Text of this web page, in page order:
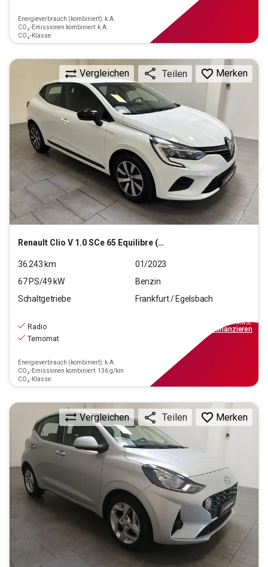
Energieverbrauch (kombiniert): k.A.
CO₂-Emissionen kombiniert: k.A.
CO₂-Klasse:
Renault Clio V 1.0 SCe 65 Equilibre (EURO 6d)
Vergleichen Teilen Merken
36.243 km
01/2023
67PS/49 kW
Benzin
Schaltgetriebe
Frankfurt / Egelsbach
Radio
Temomat
Energieverbrauch (kombiniert): k.A.
CO₂-Emissionen kombiniert: 136 g/km
CO₂-Klasse:
inkl.MwSt.
finanzieren
Vergleichen Teilen Merken